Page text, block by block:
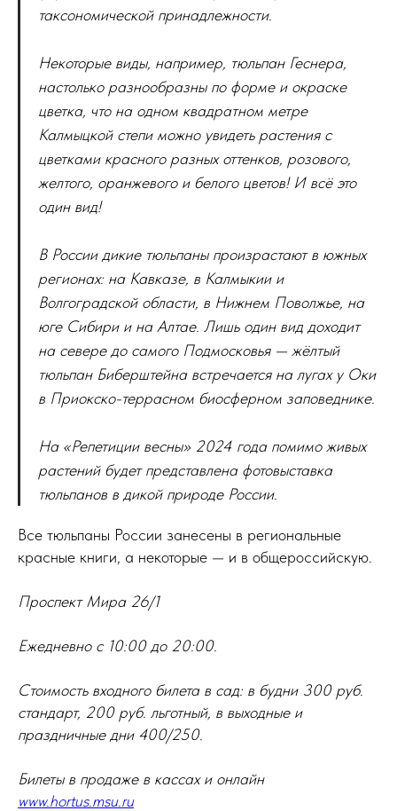
таксономической принадлежности.
Некоторые виды, например, тюльпан Геснера,
настолько разнообразны по форме и окраске
цветка, что на одном квадратном метре
Калмыцкой степи можно увидеть растения с
цветками красного разных оттенков, розового,
желтого, оранжевого и белого цветов! И всё это
один вид!
В России дикие тюльпаны произрастают в южных
регионах: на Кавказе, в Калмыкии и
Волгоградской области, в Нижнем Поволжье, на
юге Сибири и на Алтае. Лишь один вид доходит
на севере до самого Подмосковья — жёлтый
тюльпан Биберштейна встречается на лугах у Оки
в Приокско-террасном биосферном заповеднике.
На «Репетиции весны» 2024 года помимо живых
растений будет представлена фотовыставка
тюльпанов в дикой природе России.
Все тюльпаны России занесены в региональные
красные книги, а некоторые — и в общероссийскую.
Проспект Мира 26/1
Ежедневно с 10:00 до 20:00.
Стоимость входного билета в сад: в будни 300 руб.
стандарт, 200 руб. льготный, в выходные и
праздничные дни 400/250.
Билеты в продаже в кассах и онлайн
www.hortus.msu.ru